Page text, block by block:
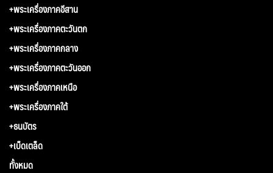
+พระเครื่องภาคอีสาน
+พระเครื่องภาคตะวันตก
+พระเครื่องภาคกลาง
+พระเครื่องภาคตะวันออก
+พระเครื่องภาคเหนือ
+พระเครื่องภาคใต้
+ธนบัตร
+เบ็ดเตล็ด
ทั้งหมด